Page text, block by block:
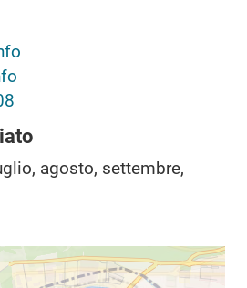
agosto, settembre,